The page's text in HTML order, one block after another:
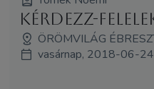
Kérdezz-
ÖRÖMVILÁG
vasárnap, 2018-06-